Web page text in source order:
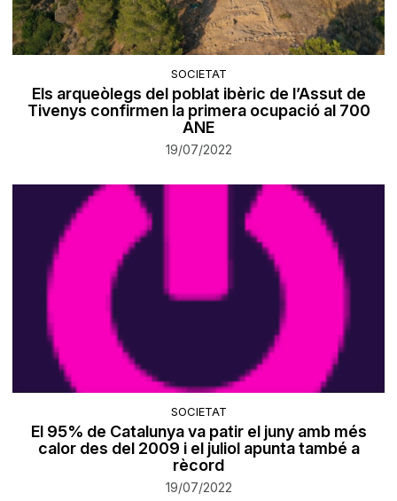
SOCIETAT
Els arqueòlegs del poblat ibèric de l’Assut de
Tivenys confirmen la primera ocupació al 700
ANE
19/07/2022
SOCIETAT
El 95% de Catalunya va patir el juny amb més
calor des del 2009 i el juliol apunta també a
rècord
19/07/2022